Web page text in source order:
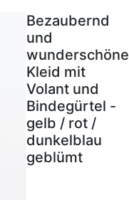
Bezaubernd
und
wunderschöne
Kleid mit
Volant und
Bindegürtel -
gelb / rot /
dunkelblau
geblümt